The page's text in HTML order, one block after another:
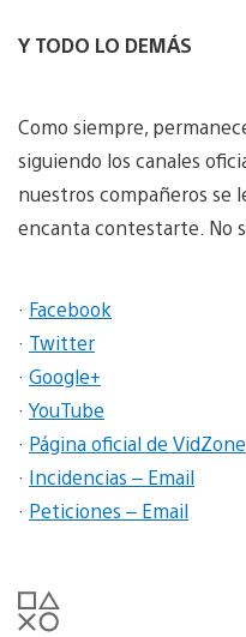
Y TODO LO DEMÁS
Como siempre,
siguiendo los canales
nuestros compañeros se
encanta contestarte. No
· Facebook
· Twitter
· Google+
·YouTube
· Página oficial de VidZone
· Incidencias – Email
· Peticiones – Email